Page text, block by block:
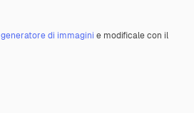
generatore di immagini e modificale con il